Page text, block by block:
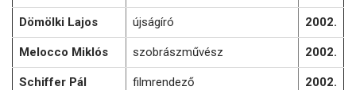
Dömölki Lajos újságíró 2002.
Melocco Miklós szobrászművész 2002.
Schiffer Pál
filmrendező 2002.